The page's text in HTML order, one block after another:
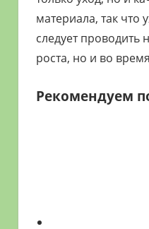
материала, так что
следует проводить
роста, но и во
Рекомендуем